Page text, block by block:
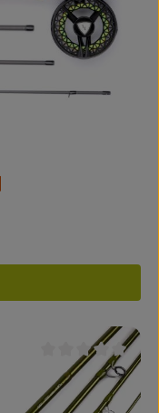
Durchschnittliche